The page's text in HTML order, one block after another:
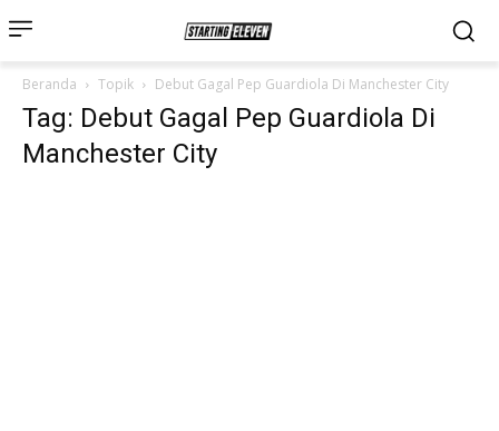
Beranda Topik Debut Gagal Pep Guardiola Di Manchester City
Tag: Debut Gagal Pep Guardiola Di
Manchester City